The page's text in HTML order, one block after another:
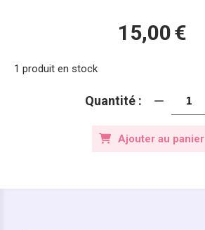
15,00€
1 produit en stock
Quantité :
Ajouter au panier